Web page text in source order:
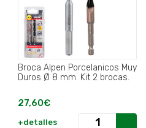
Broca Alpen Porcelanicos Muy
Duros Ø 8 mm. Kit 2 brocas.
27,60€
+detalles